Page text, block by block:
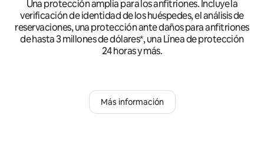
Una protección amplia para los anfitriones. Incluye la
verificación de identidad de los huéspedes, el análisis de
reservaciones, una protección ante daños para anfitriones
de hasta 3 millones de dólares*, una Línea de protección
24 horas y más.
Más información